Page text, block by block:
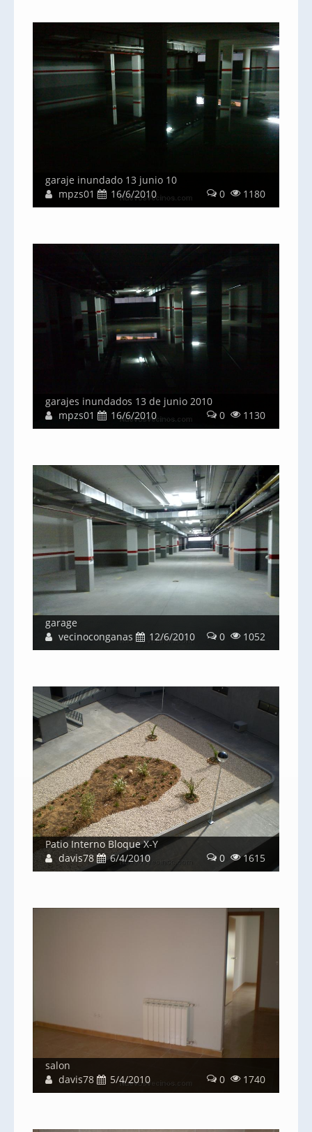
garaje inundado 13 junio 10
mpzs01
16/6/2010 0 1180
garajes inundados 13 de junio 2010
mpzs01
16/6/2010 0 1130
garage
vecinoconganas
12/6/2010 0 1052
Patio Interno Bloque X-Y
davis78
6/4/2010 0 1615
salon
davis78
5/4/2010 0 1740